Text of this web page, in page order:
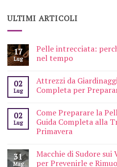
ULTIMI ARTICOLI
17
Lug
Pelle intrecciata:
nel tempo
02
Lug
Attrezzi da
Completa per
02
Lug
Come Preparare la
Guida Completa alla
Primavera
31
Mag
Macchie di Sudore
per Prevenirle e